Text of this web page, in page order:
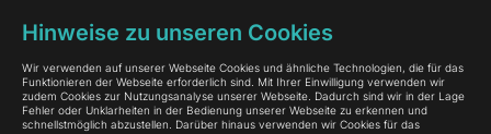
Referenzen
Preise
Häufige Fragen
Karriere
Blog
Dokumentation
Hinweise zu unseren Cookies
Wir verwenden auf unserer Webseite Cookies und ähnliche Technologien, die für das
Funktionieren der Webseite erforderlich sind. Mit Ihrer Einwilligung verwenden wir
zudem Cookies zur Nutzungsanalyse unserer Webseite. Dadurch sind wir in der Lage
Fehler oder Unklarheiten in der Bedienung unserer Webseite zu erkennen und
schnellstmöglich abzustellen. Darüber hinaus verwenden wir Cookies für das